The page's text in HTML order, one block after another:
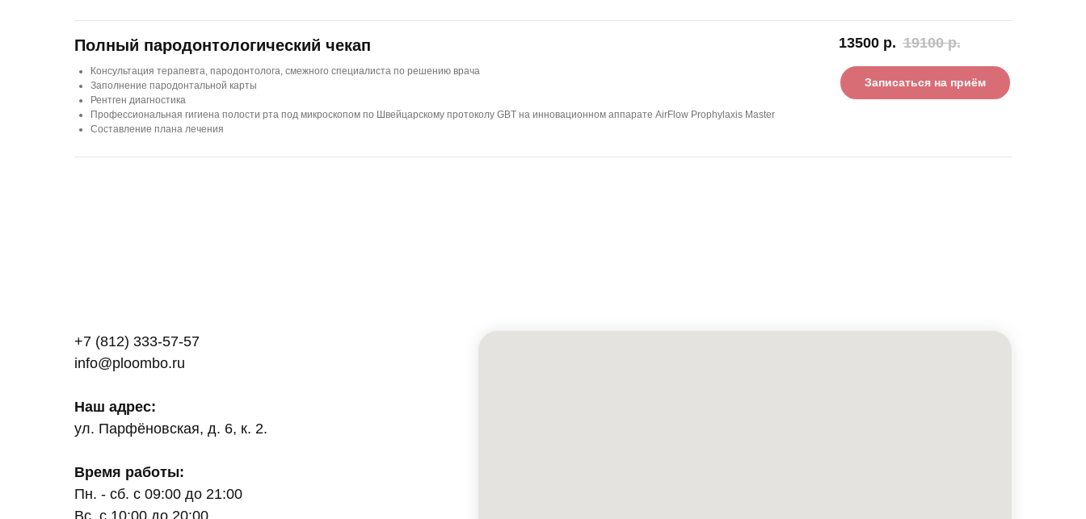
Полный пародонтологический чекап
Консультация терапевта, пародонтолога, смежного специалиста по решению врача
Заполнение пародонтальной карты
Рентген диагностика
Профессиональная гигиена полости рта под микроскопом по Швейцарскому протоколу GBT на инновационном аппарате AirFlow Prophylaxis Master
Составление плана лечения
13500 р. 19100 р.
Записаться на приём
+7 (812) 333-57-57
info@ploombo.ru
Наш адрес:
ул. Парфёновская, д. 6, к. 2.
Время работы:
Пн. - сб. с 09:00 до 21:00